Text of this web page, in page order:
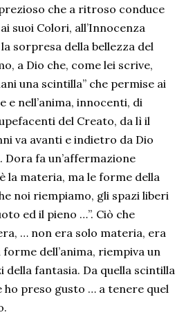
che a ritroso conduce
suoi Colori, all’Innocenza
sorpresa della bellezza del
a Dio che, come lei scrive,
una scintilla” che permise ai
e nell’anima, innocenti, di
del Creato, da lì il
va avanti e indietro da Dio
Dora fa un’affermazione
la materia, ma le forme della
noi riempiamo, gli spazi liberi
ed il pieno …”. Ciò che
… non era solo materia, era
dell’anima, riempiva un
della fantasia. Da quella scintilla
ho preso gusto … a tenere quel